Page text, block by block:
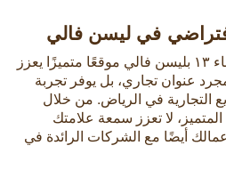
في ليسن فالي
يعد المكتب الافتراضي في بناء ١٣ بليسن فالي موقعًا متميزًا يعزز
عنوان تجاري، بل يوفر تجربة
التجارية في الرياض. من خلال
لا تعزز سمعة علامتك
أيضًا مع الشركات الرائدة في